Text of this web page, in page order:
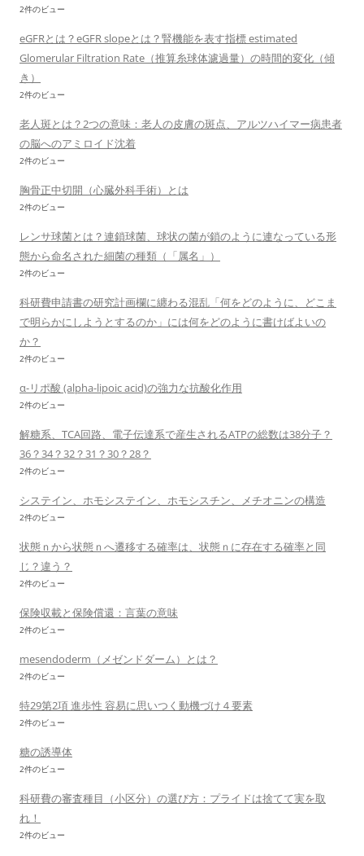
2件のビュー
eGFRとは？eGFR slopeとは？腎機能を表す指標 estimated
Glomerular Filtration Rate（推算糸球体濾過量）の時間的変化（傾
き）
2件のビュー
老人斑とは？2つの意味：老人の皮膚の斑点、アルツハイマー病患者
の脳へのアミロイド沈着
2件のビュー
胸骨正中切開（心臓外科手術）とは
2件のビュー
レンサ球菌とは？連鎖球菌、球状の菌が鎖のように連なっている形
態から命名された細菌の種類（「属名」）
2件のビュー
科研費申請書の研究計画欄に纏わる混乱「何をどのように、どこま
で明らかにしようとするのか」には何をどのように書けばよいの
か？
2件のビュー
α-リポ酸 (alpha-lipoic acid)の強力な抗酸化作用
2件のビュー
解糖系、TCA回路、電子伝達系で産生されるATPの総数は38分子？
36？34？32？31？30？28？
2件のビュー
システイン、ホモシステイン、ホモシスチン、メチオニンの構造
2件のビュー
状態ｎから状態ｎへ遷移する確率は、状態ｎに存在する確率と同
じ？違う？
2件のビュー
保険収載と保険償還：言葉の意味
2件のビュー
mesendoderm（メゼンドダーム）とは？
2件のビュー
特29第2項 進歩性 容易に思いつく動機づけ４要素
2件のビュー
糖の誘導体
2件のビュー
科研費の審査種目（小区分）の選び方：プライドは捨てて実を取
れ！
2件のビュー